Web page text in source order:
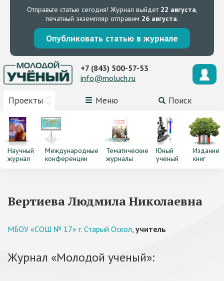
Отправьте статью сегодня! Журнал выйдет 22 августа,
печатный экземпляр отправим 26 августа.
Опубликовать статью в журнале
Проекты Меню Поиск
+7 (843) 500-57-53
info@moluch.ru
Научный
журнал
Международные
конференции
Тематические
журналы
Юный
ученый
Издание
книг
Вертиева Людмила Николаевна
МБОУ «СОШ № 17» г. Старый Оскол, учитель
Журнал «Молодой ученый»: